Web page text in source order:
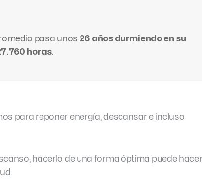
pasa unos 26 años durmiendo en su
horas.
para reponer energía, descansar e incluso
hacerlo de una forma óptima puede hacer